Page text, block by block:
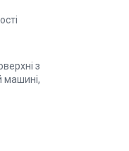
з
машині,